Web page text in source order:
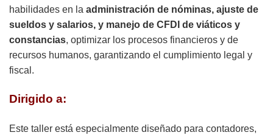
habilidades en la administración de nóminas, ajuste de
sueldos y salarios, y manejo de CFDI de viáticos y
constancias, optimizar los procesos financieros y de
recursos humanos, garantizando el cumplimiento legal y
fiscal.
Dirigido a:
Este taller está especialmente diseñado para contadores,